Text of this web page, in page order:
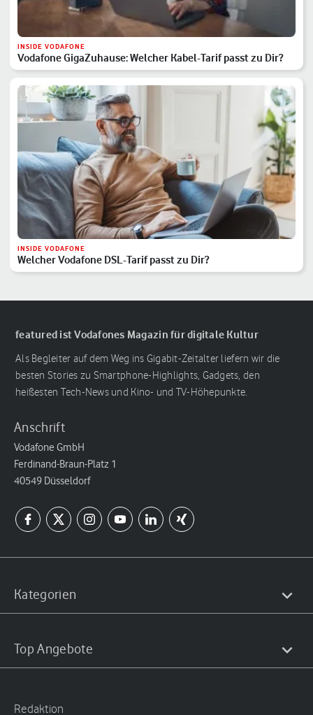
INSIDE VODAFONE
Vodafone GigaZuhause: Welcher Kabel-Tarif passt zu Dir?
INSIDE VODAFONE
Welcher Vodafone DSL-Tarif passt zu Dir?
featured ist Vodafones Magazin für digitale Kultur
Als Begleiter auf dem Weg ins Gigabit-Zeitalter liefern wir die
besten Stories zu Smartphone-Highlights, Gadgets, den
heißesten Tech-News und Kino- und TV-Höhepunkte.
Anschrift
Vodafone GmbH
Ferdinand-Braun-Platz 1
40549 Düsseldorf
Kategorien
Top Angebote
Redaktion